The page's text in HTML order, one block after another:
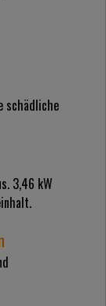
schädliche
3,46 kW